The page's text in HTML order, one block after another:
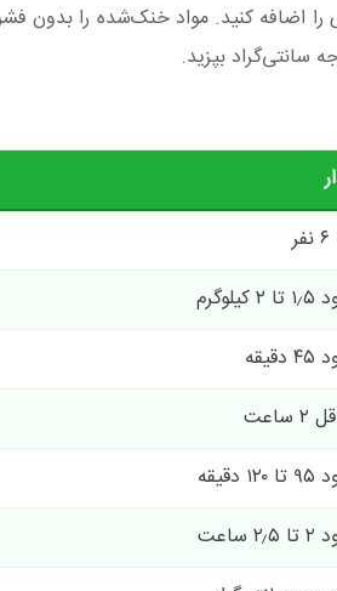
اضافه کنید. مواد خنک‌شده را بدون